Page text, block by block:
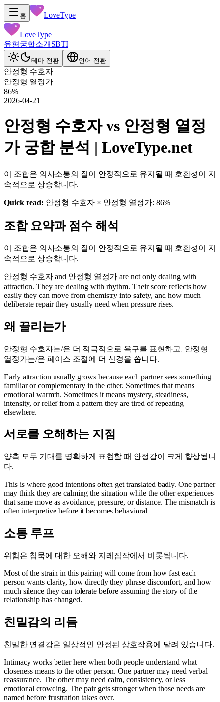
홈 LoveType
LoveType
유형궁합소개 SBTI
테마 전환 언어 전환
안정형 수호자
안정형 열정가
86%
2026-04-21
안정형 수호자 vs 안정형 열정
가 궁합 분석 | LoveType.net
이 조합은 의사소통의 질이 안정적으로 유지될 때 호환성이 지
속적으로 상승합니다.
Quick read: 안정형 수호자 × 안정형 열정가: 86%
조합 요약과 점수 해석
이 조합은 의사소통의 질이 안정적으로 유지될 때 호환성이 지
속적으로 상승합니다.
안정형 수호자 and 안정형 열정가 are not only dealing with
attraction. They are dealing with rhythm. Their score reflects how
easily they can move from chemistry into safety, and how much
deliberate repair they usually need when pressure rises.
왜 끌리는가
안정형 수호자는/은 더 적극적으로 욕구를 표현하고, 안정형
열정가는/은 페이스 조절에 더 신경을 씁니다.
Early attraction usually grows because each partner sees something
familiar or complementary in the other. Sometimes that means
emotional warmth. Sometimes it means mystery, steadiness,
intensity, or relief from a pattern they are tired of repeating
elsewhere.
서로를 오해하는 지점
양측 모두 기대를 명확하게 표현할 때 안정감이 크게 향상됩니
다.
This is where good intentions often get translated badly. One partner
may think they are calming the situation while the other experiences
that same move as avoidance, pressure, or distance. The mismatch is
often interpretive before it becomes behavioral.
소통 루프
위험은 침묵에 대한 오해와 지레짐작에서 비롯됩니다.
Most of the strain in this pairing will come from how fast each
person wants clarity, how directly they phrase discomfort, and how
much silence they can tolerate before assuming the story of the
relationship has changed.
친밀감의 리듬
친밀한 연결감은 일상적인 안정된 상호작용에 달려 있습니다.
Intimacy works better here when both people understand what
closeness means to the other person. One partner may need verbal
reassurance. The other may need calm, consistency, or less
emotional crowding. The pair gets stronger when those needs are
named before frustration takes over.